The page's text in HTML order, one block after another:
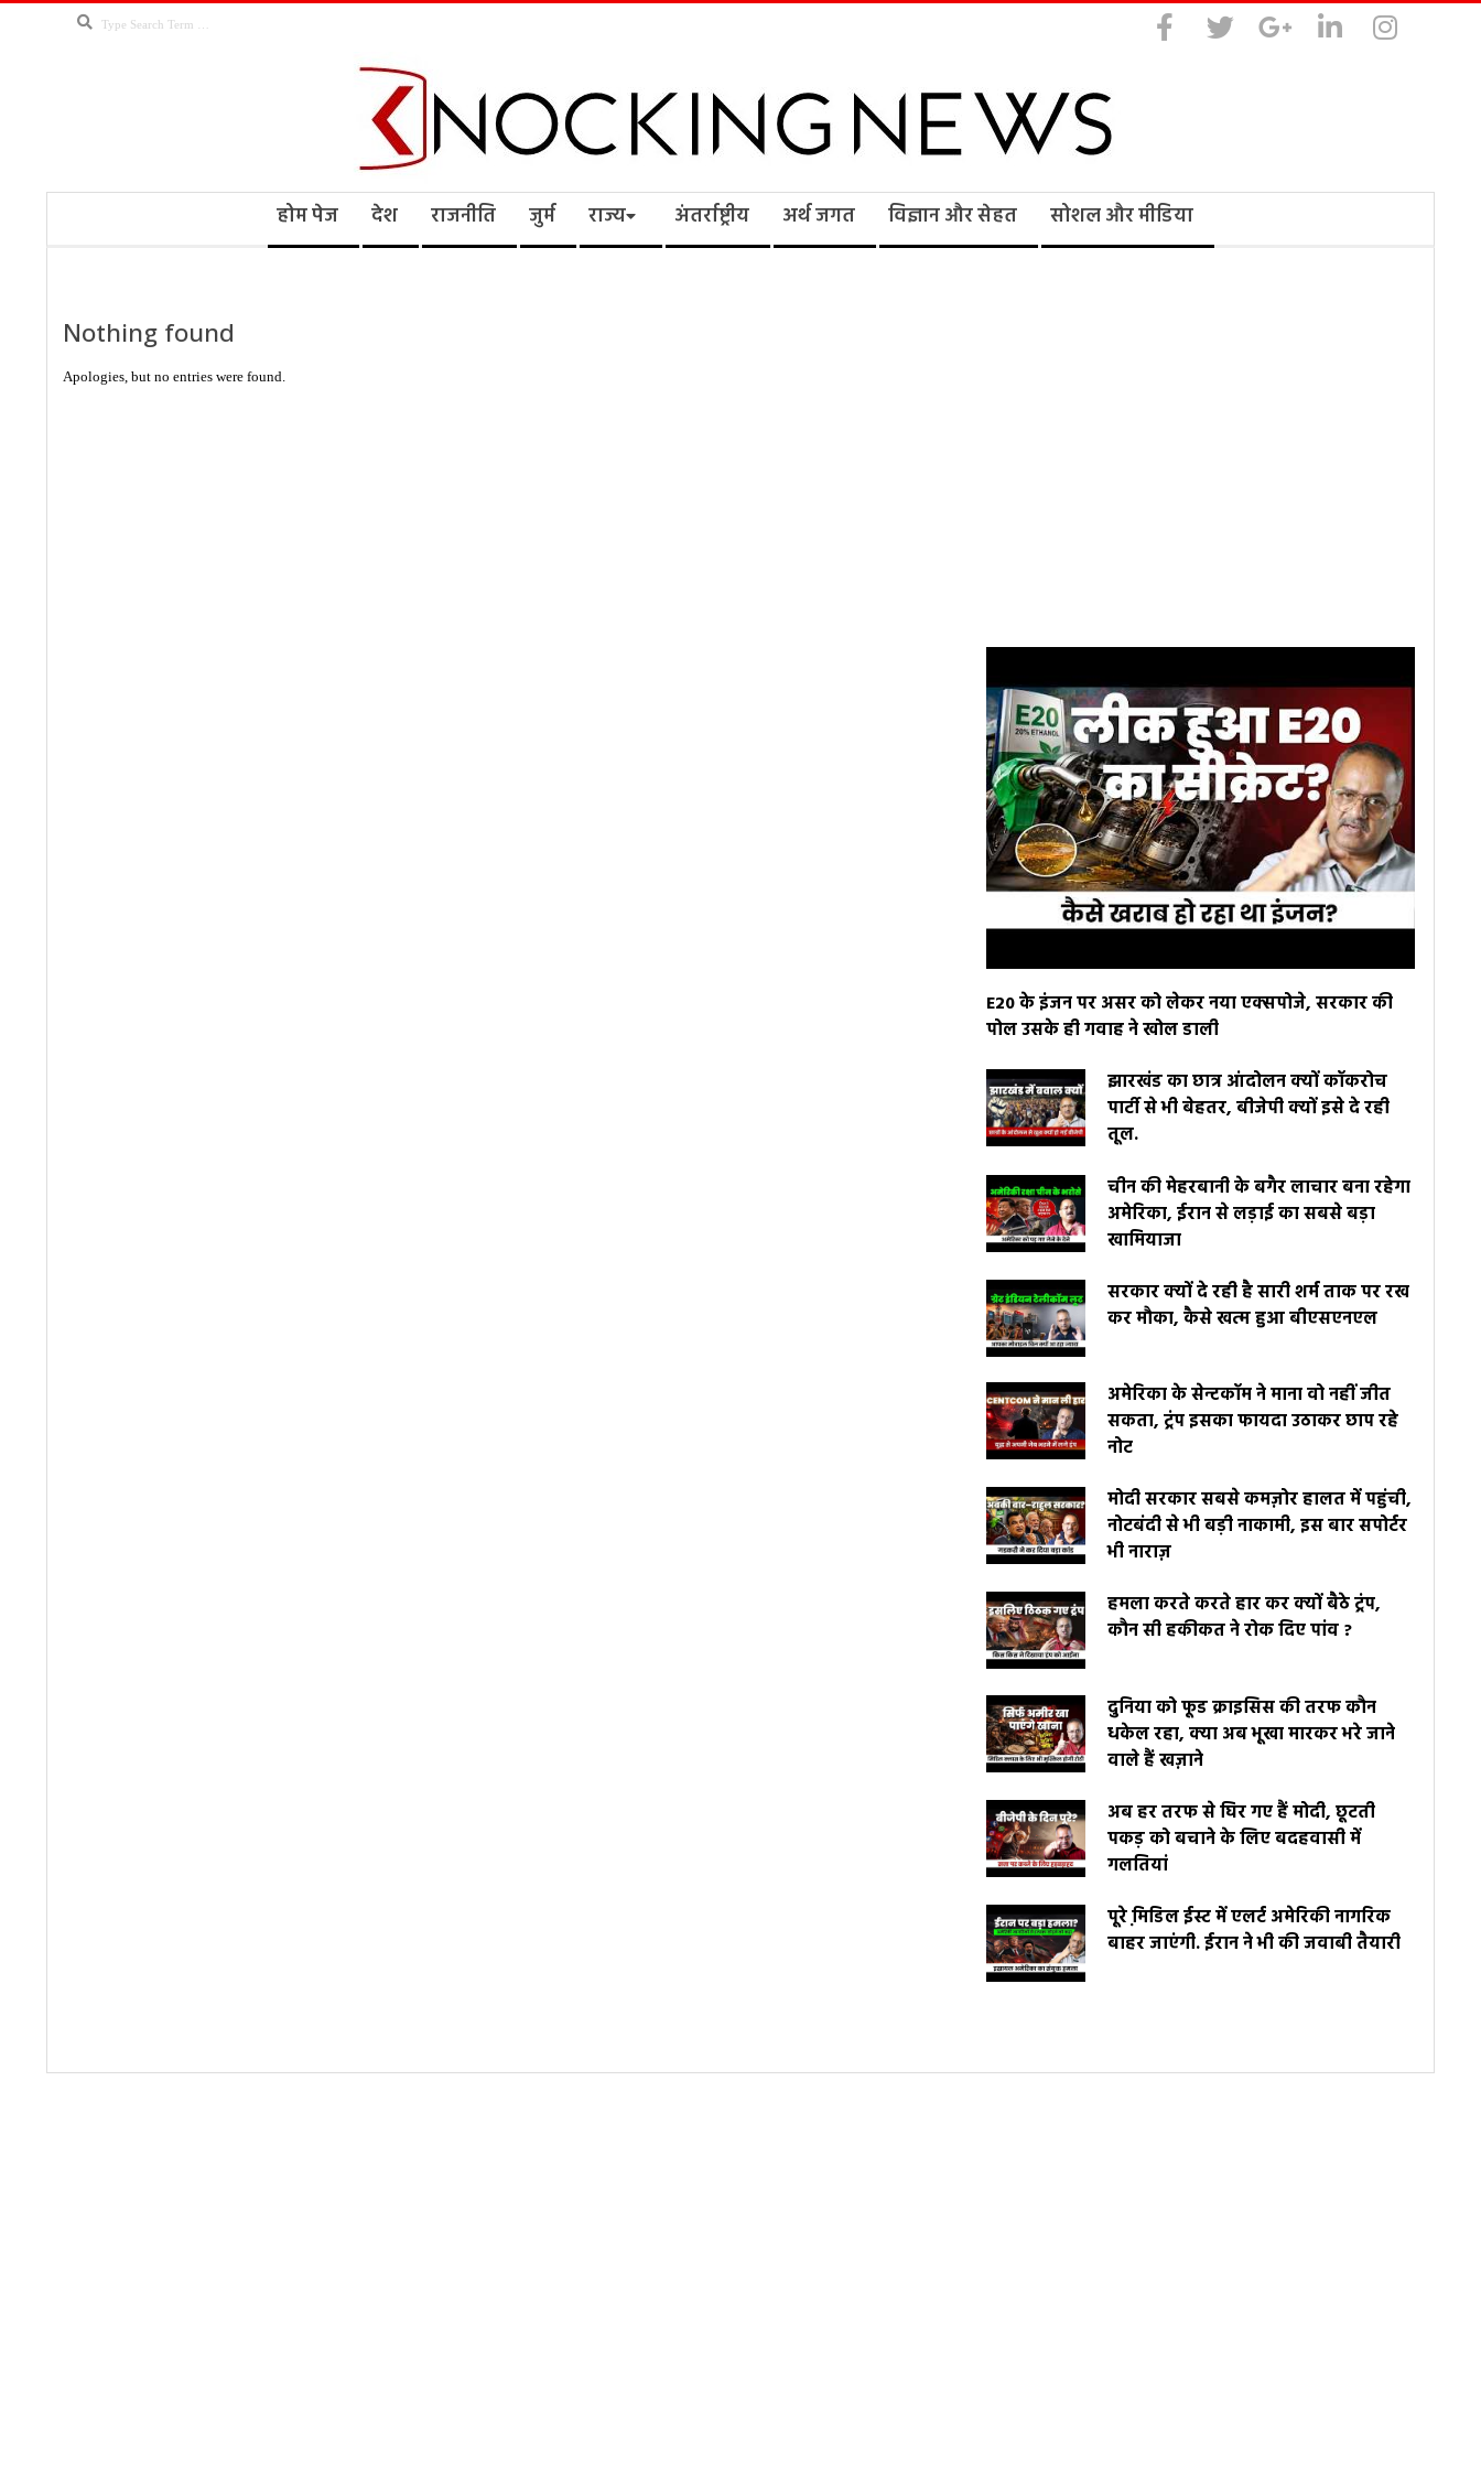
Search
Knocking
होम पेज देश राजनीति जुर्म राज्य अंतर्राष्ट्रीय अर्थ जगत विज्ञान और सेहत सोशल और मीडिया
Nothing found
Apologies, but no entries were found.
E20 के इंजन पर असर को लेकर नया एक्सपोजे, सरकार की
पोल उसके ही गवाह ने खोल डाली
झारखंड का छात्र आंदोलन क्यों कॉकरोच
पार्टी से भी बेहतर, बीजेपी क्यों इसे दे रही
तूल.
चीन की मेहरबानी के बगैर लाचार बना रहेगा
अमेरिका, ईरान से लड़ाई का सबसे बड़ा
खामियाजा
सरकार क्यों दे रही है सारी शर्म ताक पर रख
कर मौका, कैसे खत्म हुआ बीएसएनएल
अमेरिका के सेन्टकॉम ने माना वो नहीं जीत
सकता, ट्रंप इसका फायदा उठाकर छाप रहे
नोट
मोदी सरकार सबसे कमज़ोर हालत में पहुंची,
नोटबंदी से भी बड़ी नाकामी, इस बार सपोर्टर
भी नाराज़
हमला करते करते हार कर क्यों बैठे ट्रंप,
कौन सी हकीकत ने रोक दिए पांव ?
दुनिया को फूड क्राइसिस की तरफ कौन
धकेल रहा, क्या अब भूखा मारकर भरे जाने
वाले हैं खज़ाने
अब हर तरफ से घिर गए हैं मोदी, छूटती
पकड़ को बचाने के लिए बदहवासी में
गलतियां
पूरे मि़डिल ईस्ट में एलर्ट अमेरिकी नागरिक
बाहर जाएंगी. ईरान ने भी की जवाबी तैयारी